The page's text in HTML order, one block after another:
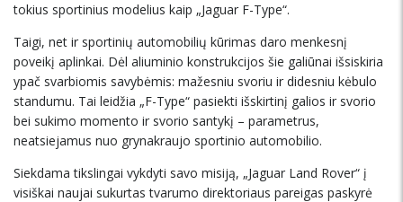
tokius sportinius modelius kaip „Jaguar F-Type“.
Taigi, net ir sportinių automobilių kūrimas daro menkesnį
poveikį aplinkai. Dėl aliuminio konstrukcijos šie galiūnai išsiskiria
ypač svarbiomis savybėmis: mažesniu svoriu ir didesniu kėbulo
standumu. Tai leidžia „F-Type“ pasiekti išskirtinį galios ir svorio
bei sukimo momento ir svorio santykį – parametrus,
neatsiejamus nuo grynakraujo sportinio automobilio.
Siekdama tikslingai vykdyti savo misiją, „Jaguar Land Rover“ į
visiškai naujai sukurtas tvarumo direktoriaus pareigas paskyrė